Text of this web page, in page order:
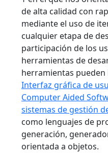
de alta calidad con
mediante el uso de
cualquier etapa de
participación de los
herramientas de
herramientas
Interfaz gráfica de
Computer Aided
sistemas de gestión
como lenguajes de
generación,
orientada a objetos.